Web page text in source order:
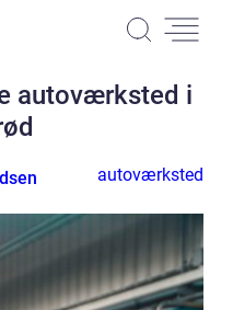
autoværksted i
autoværksted